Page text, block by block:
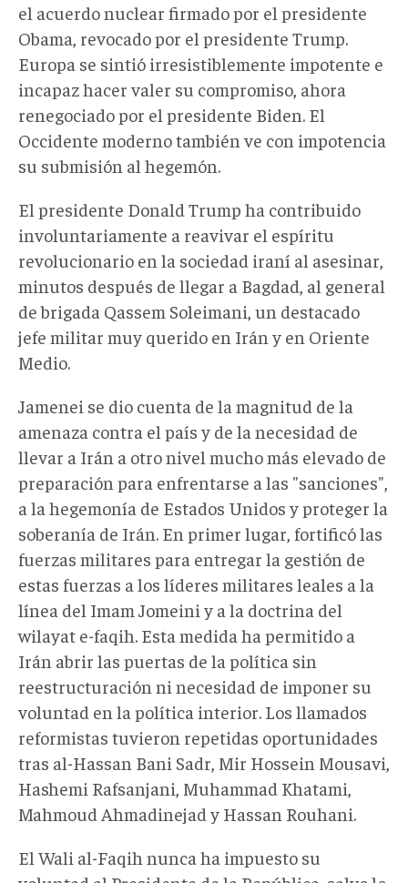
el acuerdo nuclear firmado por el presidente
Obama, revocado por el presidente Trump.
Europa se sintió irresistiblemente impotente e
incapaz hacer valer su compromiso, ahora
renegociado por el presidente Biden. El
Occidente moderno también ve con impotencia
su submisión al hegemón.
El presidente Donald Trump ha contribuido
involuntariamente a reavivar el espíritu
revolucionario en la sociedad iraní al asesinar,
minutos después de llegar a Bagdad, al general
de brigada Qassem Soleimani, un destacado
jefe militar muy querido en Irán y en Oriente
Medio.
Jamenei se dio cuenta de la magnitud de la
amenaza contra el país y de la necesidad de
llevar a Irán a otro nivel mucho más elevado de
preparación para enfrentarse a las "sanciones",
a la hegemonía de Estados Unidos y proteger la
soberanía de Irán. En primer lugar, fortificó las
fuerzas militares para entregar la gestión de
estas fuerzas a los líderes militares leales a la
línea del Imam Jomeini y a la doctrina del
wilayat e-faqih. Esta medida ha permitido a
Irán abrir las puertas de la política sin
reestructuración ni necesidad de imponer su
voluntad en la política interior. Los llamados
reformistas tuvieron repetidas oportunidades
tras al-Hassan Bani Sadr, Mir Hossein Mousavi,
Hashemi Rafsanjani, Muhammad Khatami,
Mahmoud Ahmadinejad y Hassan Rouhani.
El Wali al-Faqih nunca ha impuesto su